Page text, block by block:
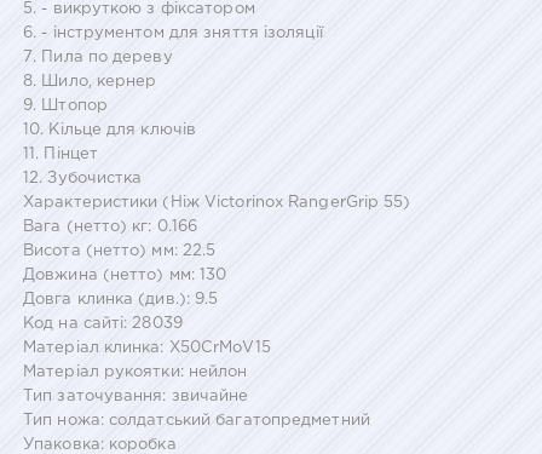
5. - викруткою з фіксатором
6. - інструментом для зняття ізоляції
7. Пила по дереву
8. Шило, кернер
9. Штопор
10. Кільце для ключів
11. Пінцет
12. Зубочистка
Характеристики (Ніж Victorinox RangerGrip 55)
Вага (нетто) кг: 0.166
Висота (нетто) мм: 22.5
Довжина (нетто) мм: 130
Довга клинка (див.): 9.5
Код на сайті: 28039
Матеріал клинка: X50CrMoV15
Матеріал рукоятки: нейлон
Тип заточування: звичайне
Тип ножа: солдатський багатопредметний
Упаковка: коробка